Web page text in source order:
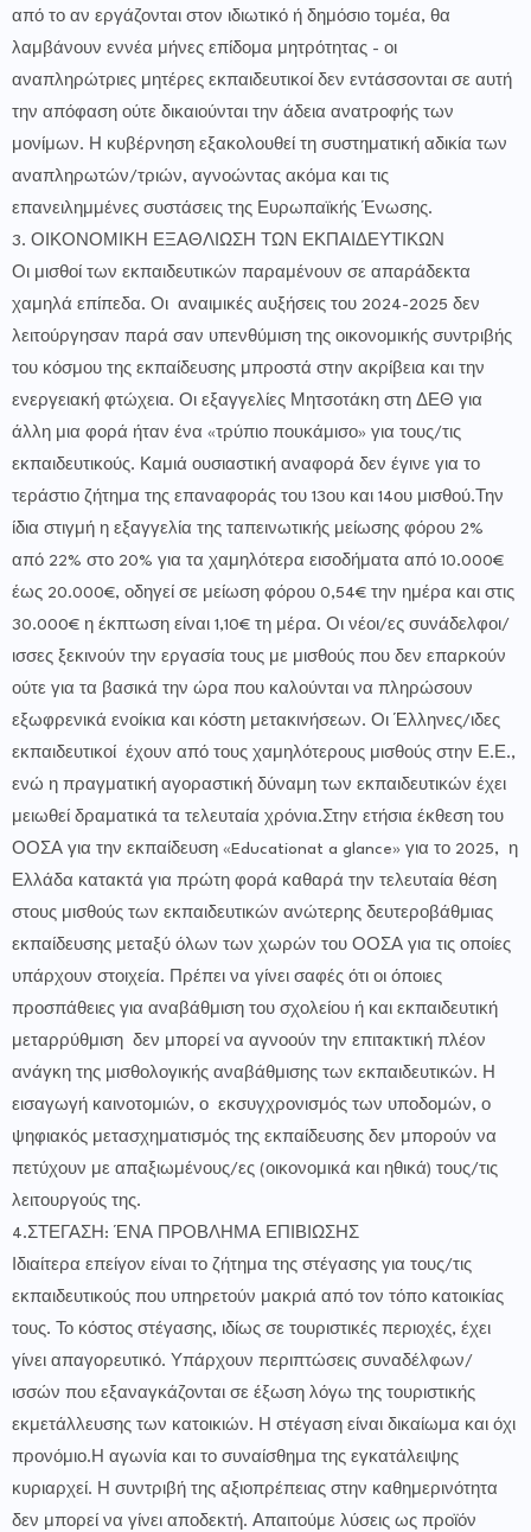
από το αν εργάζονται στον ιδιωτικό ή δημόσιο τομέα, θα
λαμβάνουν εννέα μήνες επίδομα μητρότητας - οι
αναπληρώτριες μητέρες εκπαιδευτικοί δεν εντάσσονται σε αυτή
την απόφαση ούτε δικαιούνται την άδεια ανατροφής των
μονίμων. Η κυβέρνηση εξακολουθεί τη συστηματική αδικία των
αναπληρωτών/τριών, αγνοώντας ακόμα και τις
επανειλημμένες συστάσεις της Ευρωπαϊκής Ένωσης.
3. ΟΙΚΟΝΟΜΙΚΗ ΕΞΑΘΛΙΩΣΗ ΤΩΝ ΕΚΠΑΙΔΕΥΤΙΚΩΝ
Οι μισθοί των εκπαιδευτικών παραμένουν σε απαράδεκτα
χαμηλά επίπεδα. Οι αναιμικές αυξήσεις του 2024-2025 δεν
λειτούργησαν παρά σαν υπενθύμιση της οικονομικής συντριβής
του κόσμου της εκπαίδευσης μπροστά στην ακρίβεια και την
ενεργειακή φτώχεια. Οι εξαγγελίες Μητσοτάκη στη ΔΕΘ για
άλλη μια φορά ήταν ένα «τρύπιο πουκάμισο» για τους/τις
εκπαιδευτικούς. Καμιά ουσιαστική αναφορά δεν έγινε για το
τεράστιο ζήτημα της επαναφοράς του 13ου και 14ου μισθού.Την
ίδια στιγμή η εξαγγελία της ταπεινωτικής μείωσης φόρου 2%
από 22% στο 20% για τα χαμηλότερα εισοδήματα από 10.000€
έως 20.000€, οδηγεί σε μείωση φόρου 0,54€ την ημέρα και στις
30.000€ η έκπτωση είναι 1,10€ τη μέρα. Οι νέοι/ες συνάδελφοι/
ισσες ξεκινούν την εργασία τους με μισθούς που δεν επαρκούν
ούτε για τα βασικά την ώρα που καλούνται να πληρώσουν
εξωφρενικά ενοίκια και κόστη μετακινήσεων. Οι Έλληνες/ιδες
εκπαιδευτικοί έχουν από τους χαμηλότερους μισθούς στην Ε.Ε.,
ενώ η πραγματική αγοραστική δύναμη των εκπαιδευτικών έχει
μειωθεί δραματικά τα τελευταία χρόνια.Στην ετήσια έκθεση του
ΟΟΣΑ για την εκπαίδευση «Educationat a glance» για το 2025, η
Ελλάδα κατακτά για πρώτη φορά καθαρά την τελευταία θέση
στους μισθούς των εκπαιδευτικών ανώτερης δευτεροβάθμιας
εκπαίδευσης μεταξύ όλων των χωρών του ΟΟΣΑ για τις οποίες
υπάρχουν στοιχεία. Πρέπει να γίνει σαφές ότι οι όποιες
προσπάθειες για αναβάθμιση του σχολείου ή και εκπαιδευτική
μεταρρύθμιση δεν μπορεί να αγνοούν την επιτακτική πλέον
ανάγκη της μισθολογικής αναβάθμισης των εκπαιδευτικών. Η
εισαγωγή καινοτομιών, ο εκσυγχρονισμός των υποδομών, ο
ψηφιακός μετασχηματισμός της εκπαίδευσης δεν μπορούν να
πετύχουν με απαξιωμένους/ες (οικονομικά και ηθικά) τους/τις
λειτουργούς της.
4.ΣΤΕΓΑΣΗ: ΈΝΑ ΠΡΟΒΛΗΜΑ ΕΠΙΒΙΩΣΗΣ
Ιδιαίτερα επείγον είναι το ζήτημα της στέγασης για τους/τις
εκπαιδευτικούς που υπηρετούν μακριά από τον τόπο κατοικίας
τους. Το κόστος στέγασης, ιδίως σε τουριστικές περιοχές, έχει
γίνει απαγορευτικό. Υπάρχουν περιπτώσεις συναδέλφων/
ισσών που εξαναγκάζονται σε έξωση λόγω της τουριστικής
εκμετάλλευσης των κατοικιών. Η στέγαση είναι δικαίωμα και όχι
προνόμιο.Η αγωνία και το συναίσθημα της εγκατάλειψης
κυριαρχεί. Η συντριβή της αξιοπρέπειας στην καθημερινότητα
δεν μπορεί να γίνει αποδεκτή. Απαιτούμε λύσεις ως προϊόν